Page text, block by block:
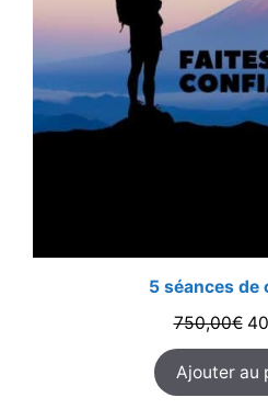
5 séances de
750,00€ Le
Ajouter au